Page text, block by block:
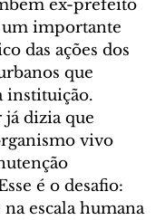
ex-prefeito
um importante
das ações dos
que
instituição.
já dizia que
vivo
é o desafio:
escala humana